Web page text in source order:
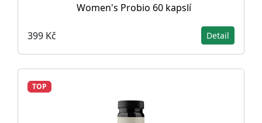
Women's Probio 60 kapslí
399 Kč Detail
TOP